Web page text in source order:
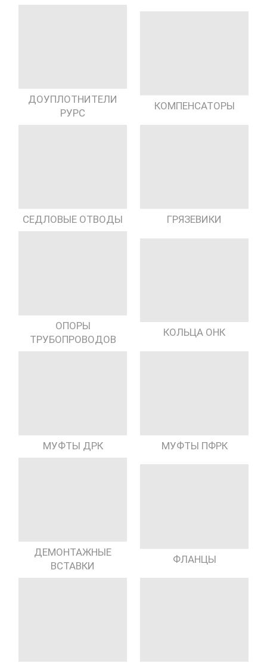
ДОУПЛОТНИТЕЛИ
РУРС
КОМПЕНСАТОРЫ
СЕДЛОВЫЕ ОТВОДЫ ГРЯЗЕВИКИ
ОПОРЫ
ТРУБОПРОВОДОВ
КОЛЬЦА ОНК
МУФТЫ ДРК МУФТЫ ПФРК
ДЕМОНТАЖНЫЕ
ВСТАВКИ
ФЛАНЦЫ